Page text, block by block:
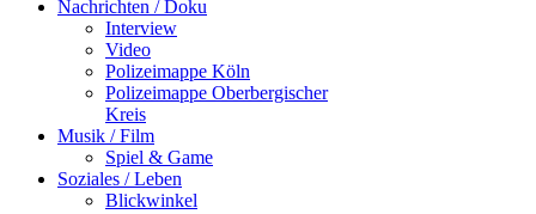
Nachrichten / Doku
Interview
Video
Polizeimappe Köln
Polizeimappe Oberbergischer
Kreis
Musik / Film
Spiel & Game
Soziales / Leben
Blickwinkel